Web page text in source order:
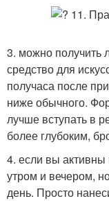
3. можно получить
средство для
получаса после
ниже обычного.
лучше вступать в
более глубоким,
4. если вы
утром и вечером,
день. Просто